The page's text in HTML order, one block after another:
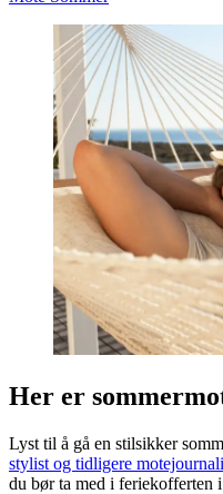
Her er
Lyst til å gå en stilsikker
stylist og tidligere
du bør ta med i feriekofferten